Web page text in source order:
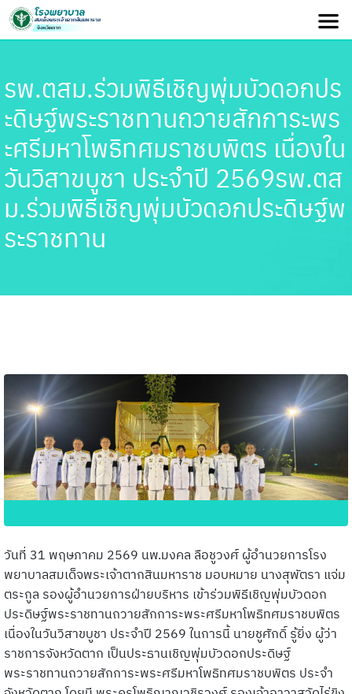
รพ.ตสม.ร่วมพิธีเชิญพุ่มบัวดอกปร
ะดิษฐ์พระราชทานถวายสักการะพร
ะศรีมหาโพธิทศมราชบพิตร เนื่องใน
วันวิสาขบูชา ประจำปี 2569รพ.ตส
ม.ร่วมพิธีเชิญพุ่มบัวดอกประดิษฐ์พ
ระราชทาน
วันที่ 31 พฤษภาคม 2569 นพ.มงคล ลือชูวงศ์ ผู้อำนวยการโรง
พยาบาลสมเด็จพระเจ้าตากสินมหาราช มอบหมาย นางสุพัตรา แจ่ม
ตระกูล รองผู้อำนวยการฝ่ายบริหาร เข้าร่วมพิธีเชิญพุ่มบัวดอก
ประดิษฐ์พระราชทานถวายสักการะพระศรีมหาโพธิทศมราชบพิตร
เนื่องในวันวิสาขบูชา ประจำปี 2569 ในการนี้ นายชูศักดิ์ รู้ยิ่ง ผู้ว่า
ราชการจังหวัดตาก เป็นประธานเชิญพุ่มบัวดอกประดิษฐ์
พระราชทานถวายสักการะพระศรีมหาโพธิทศมราชบพิตร ประจำ